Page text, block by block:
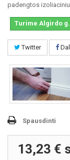
padengtos
Turime Algirdo
Twitter
Spausdinti
13,23 €